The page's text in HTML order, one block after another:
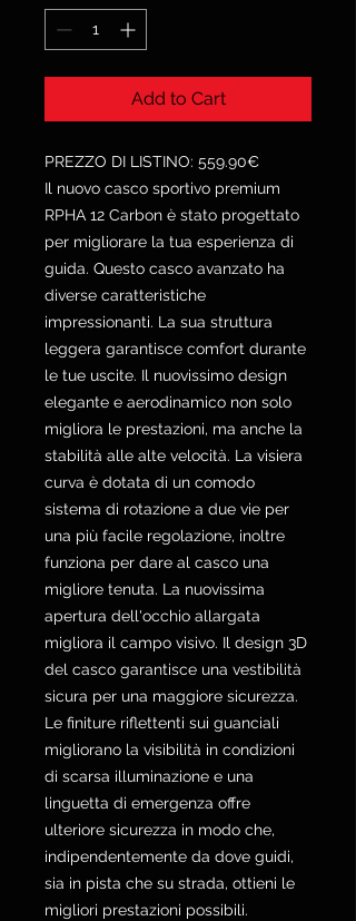
Add to Cart
PREZZO DI LISTINO: 559.90€
Il nuovo casco sportivo premium
RPHA 12 Carbon è stato progettato
per migliorare la tua esperienza di
guida. Questo casco avanzato ha
diverse caratteristiche
impressionanti. La sua struttura
leggera garantisce comfort durante
le tue uscite. Il nuovissimo design
elegante e aerodinamico non solo
migliora le prestazioni, ma anche la
stabilità alle alte velocità. La visiera
curva è dotata di un comodo
sistema di rotazione a due vie per
una più facile regolazione, inoltre
funziona per dare al casco una
migliore tenuta. La nuovissima
apertura dell'occhio allargata
migliora il campo visivo. Il design 3D
del casco garantisce una vestibilità
sicura per una maggiore sicurezza.
Le finiture riflettenti sui guanciali
migliorano la visibilità in condizioni
di scarsa illuminazione e una
linguetta di emergenza offre
ulteriore sicurezza in modo che,
indipendentemente da dove guidi,
sia in pista che su strada, ottieni le
migliori prestazioni possibili.